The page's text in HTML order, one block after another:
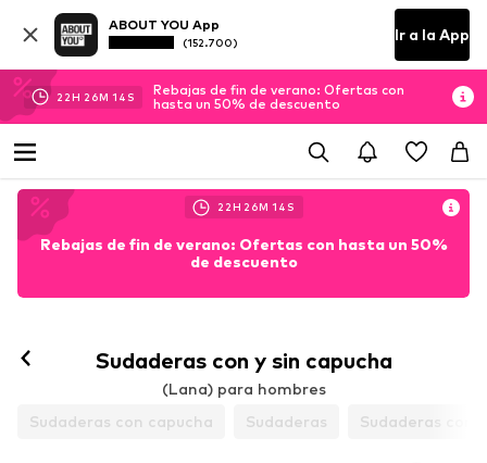
ABOUT YOU App
(152.700) Ir a la App
22H 26M 12 S
Rebajas de fin de verano: Ofertas con
hasta un 50% de descuento
22H 26M 12 S
Rebajas de fin de verano: Ofertas con hasta un 50%
de descuento
Sudaderas con y sin capucha
(Lana) para hombres
Sudaderas con capucha
Sudaderas Sudaderas con